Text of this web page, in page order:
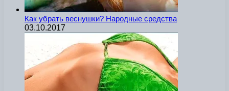
Как убрать веснушки? Народные средства
03.10.2017